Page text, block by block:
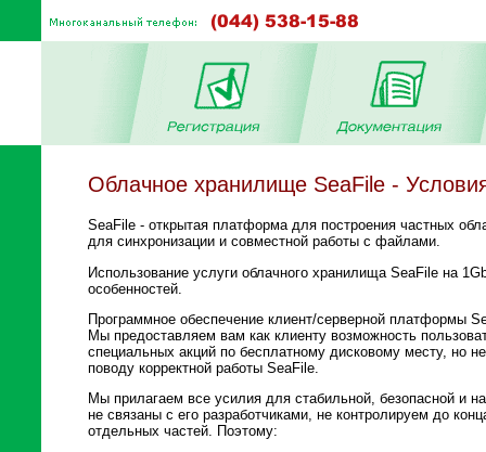
Облачное хранилище SeaFile -
SeaFile - открытая платформа для построения частных
для синхронизации и совместной работы с файлами.
Использование услуги облачного хранилища SeaFile на
особенностей.
Программное обеспечение клиент/серверной платформы
Мы предоставляем вам как клиенту возможность
специальных акций по бесплатному дисковому месту, но
поводу корректной работы SeaFile.
Мы прилагаем все усилия для стабильной, безопасной и
не связаны с его разработчиками, не контролируем до
отдельных частей. Поэтому: